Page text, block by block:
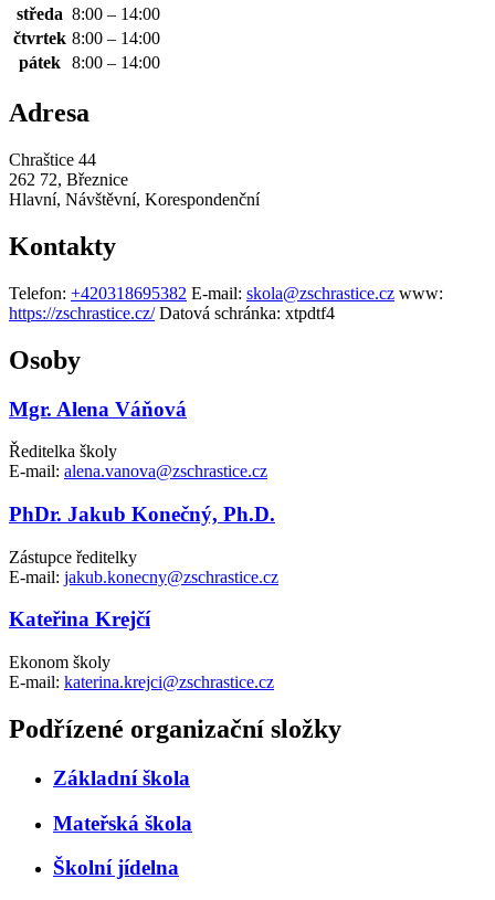
středa 8:00 – 14:00
čtvrtek 8:00 – 14:00
pátek 8:00 – 14:00
Adresa
Chraštice 44
262 72, Březnice
Hlavní, Návštěvní, Korespondenční
Kontakty
Telefon: +420318695382 E-mail: skola@zschrastice.cz www:
https://zschrastice.cz/ Datová schránka: xtpdtf4
Osoby
Mgr. Alena Váňová
Ředitelka školy
E-mail: alena.vanova@zschrastice.cz
PhDr. Jakub Konečný, Ph.D.
Zástupce ředitelky
E-mail: jakub.konecny@zschrastice.cz
Kateřina Krejčí
Ekonom školy
E-mail: katerina.krejci@zschrastice.cz
Podřízené organizační složky
Základní škola
Mateřská škola
Školní jídelna